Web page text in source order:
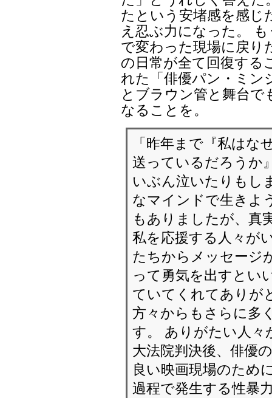
たという安堵感を感じ
え忍ぶ力になった。
で変わった現場に戻り
の日常が全て回復する
れた「俳優パン・ミン
とブラウン管と舞台
なることを。
「昨年まで『私は
送っているだろうか
いぶん泣いたりもし
なマインドで生きよ
もありましたが、真
私を応援する人々が
たちからメッセージ
って勇気を出すとい
ていてくれてありが
方々からもさらに多
す。 ありがたい人々
大法院判決後、俳優
良い映画現場のため
過程で発生する性暴